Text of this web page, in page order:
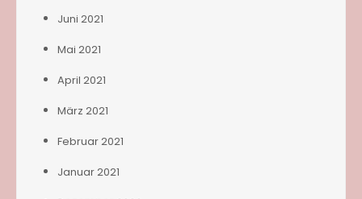
Juni 2021
Mai 2021
April 2021
März 2021
Februar 2021
Januar 2021